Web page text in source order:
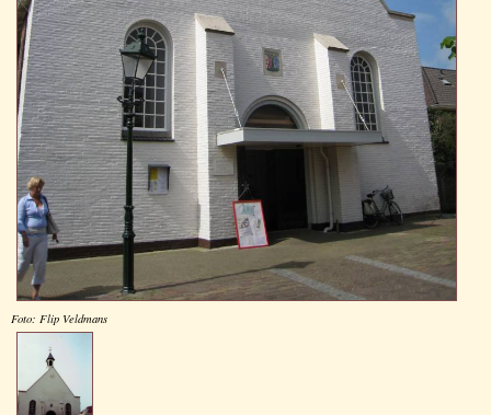
Foto: Flip Veldmans